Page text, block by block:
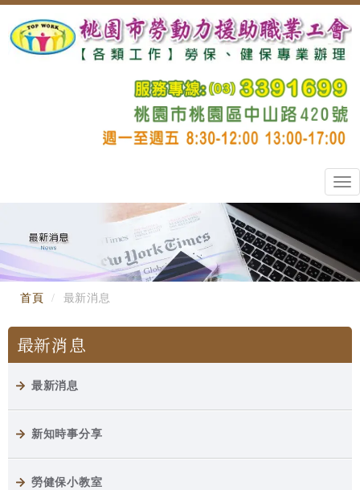
首頁 最新消息
最新消息
最新消息
新知時事分享
勞健保小教室